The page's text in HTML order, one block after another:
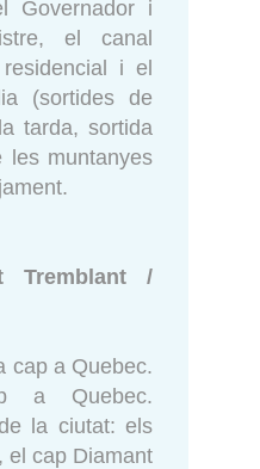
Governador i
el canal
i el
(sortides de
tarda, sortida
les muntanyes
/
cap a Quebec.
a Quebec.
la ciutat: els
el cap Diamant